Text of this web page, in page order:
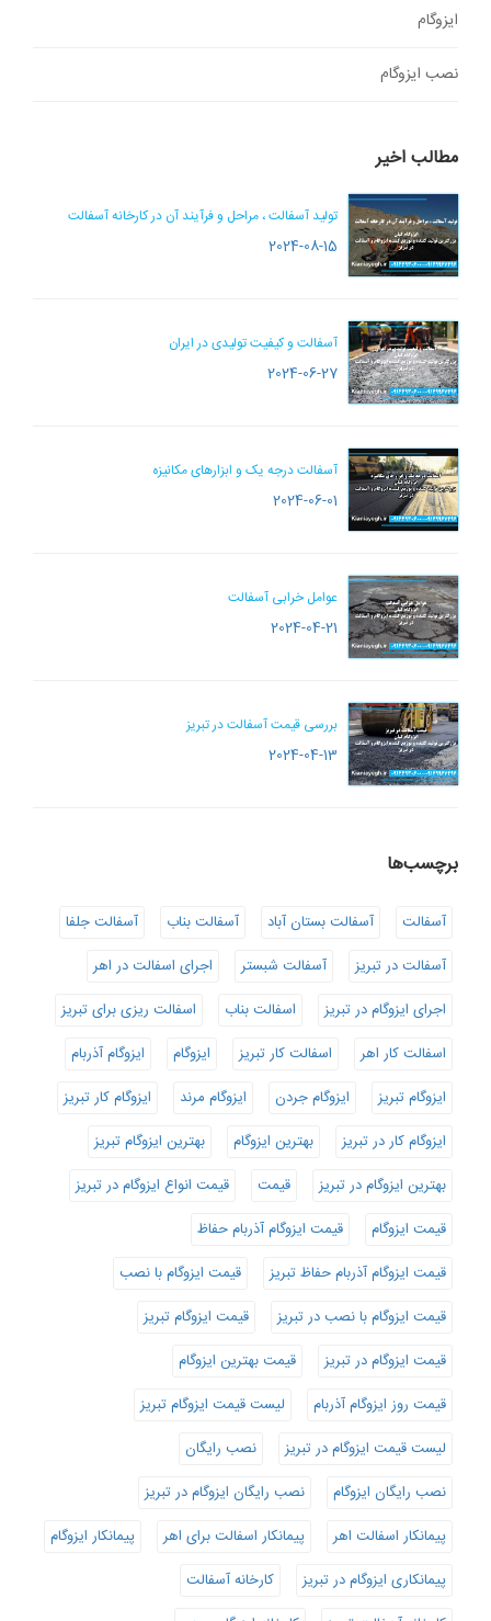
ایزوگام
نصب ایزوگام
مطالب اخیر
تولید آسفالت ، مراحل و فرآیند آن در کارخانه آسفالت
2024-08-15
آسفالت و کیفیت تولیدی در ایران
2024-06-27
آسفالت درجه یک و ابزارهای مکانیزه
2024-06-01
عوامل خرابی آسفالت
2024-04-21
بررسی قیمت آسفالت در تبریز
2024-04-13
برچسب‌ها
آسفالت آسفالت بستان آباد آسفالت بناب
آسفالت جلفا
آسفالت در تبریز
آسفالت شبستر
اجرای اسفالت در اهر
اجرای ایزوگام در تبریز
اسفالت بناب
اسفالت ریزی برای تبریز
اسفالت کار اهر
اسفالت کار تبریز ایزوگام
ایزوگام آذربام
ایزوگام تبریز
ایزوگام جردن ایزوگام مرند
ایزوگام کار تبریز
ایزوگام کار در تبریز
بهترین ایزوگام
بهترین ایزوگام تبریز
بهترین ایزوگام در تبریز
قیمت
قیمت انواع ایزوگام در تبریز
قیمت ایزوگام
قیمت ایزوگام آذربام حفاظ
قیمت ایزوگام آذربام حفاظ تبریز
قیمت ایزوگام با نصب
قیمت ایزوگام با نصب در تبریز
قیمت ایزوگام تبریز
قیمت ایزوگام در تبریز
قیمت بهترین ایزوگام
قیمت روز ایزوگام آذربام
لیست قیمت ایزوگام تبریز
لیست قیمت ایزوگام در تبریز
نصب رایگان
نصب رایگان ایزوگام
نصب رایگان ایزوگام در تبریز
پیمانکار اسفالت اهر
پیمانکار اسفالت برای اهر
پیمانکار ایزوگام
پیمانکاری ایزوگام در تبریز
کارخانه آسفالت